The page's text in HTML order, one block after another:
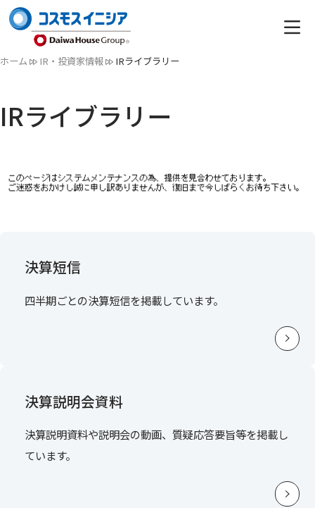
ホーム IR・投資家情報 IRライブラリー
IRライブラリー
決算短信
四半期ごとの決算短信を掲載しています。
決算説明会資料
決算説明資料や説明会の動画、質疑応答要旨等を掲載し
ています。